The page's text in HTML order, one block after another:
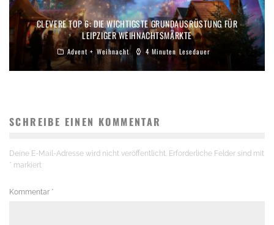
CLEVERE TOP 6: DIE WICHTIGSTE GRUNDAUSRÜSTUNG FÜR
LEIPZIGER WEIHNACHTSMÄRKTE
Advent + Weihnacht 4 Minuten Lesedauer
SCHREIBE EINEN KOMMENTAR
Deine E-Mail-Adresse wird nicht veröffentlicht. Erforderliche Felder sind mit
* markiert
Kommentar *